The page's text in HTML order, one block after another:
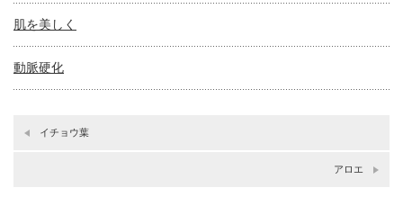
肌を美しく
動脈硬化
イチョウ葉
アロエ